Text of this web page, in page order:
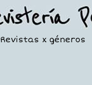
Revistas x géneros